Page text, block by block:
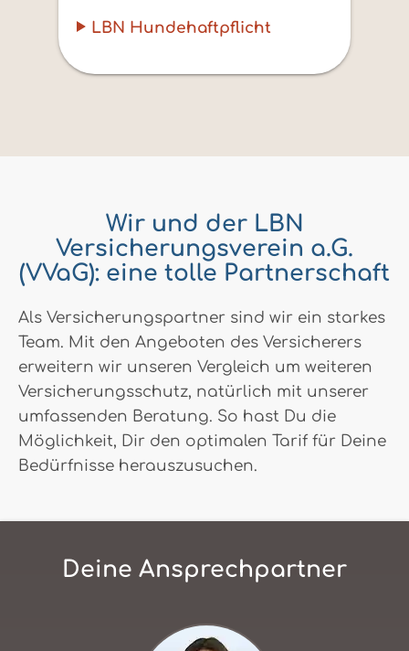
LBN Hundehaftpflicht
Wir und der LBN
Versicherungsverein a.G.
(VVaG): eine tolle Partnerschaft
Als Versicherungspartner sind wir ein starkes
Team. Mit den Angeboten des Versicherers
erweitern wir unseren Vergleich um weiteren
Versicherungsschutz, natürlich mit unserer
umfassenden Beratung. So hast Du die
Möglichkeit, Dir den optimalen Tarif für Deine
Bedürfnisse herauszusuchen.
Deine Ansprechpartner